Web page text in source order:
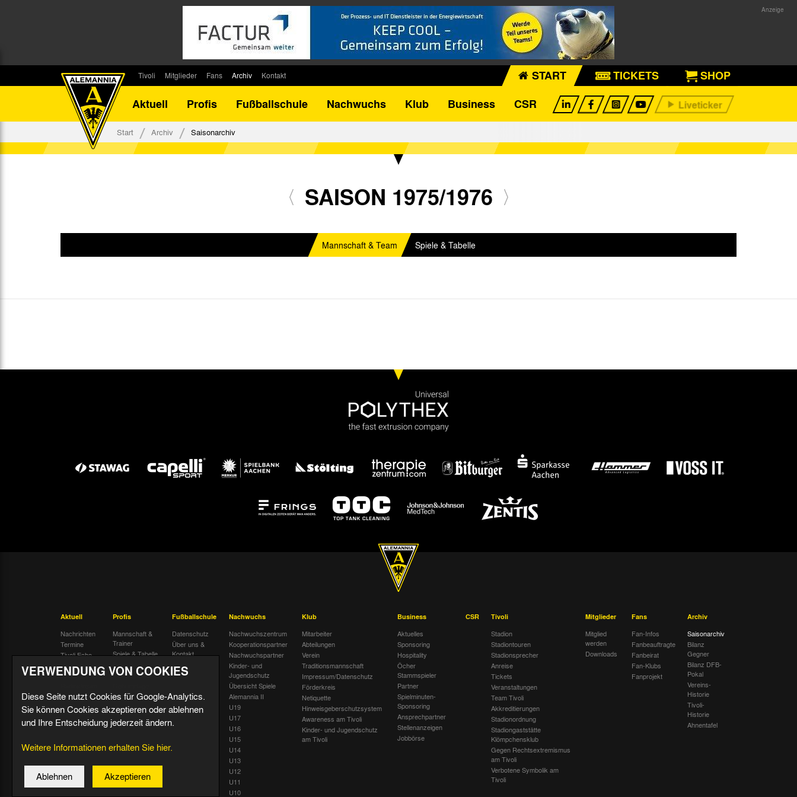
Tivoli
Stadionsprecher
Stadiongaststätte Klömpchensklub
Mitglieder
Kontakt
Fans
Fanbeirat
Fan-Klubs
Archiv
Bilanz DFB-Pokal
Kontakt START TICKETS
SHOP
Aktuell
Profis Fußballschule Nachwuchs Klub Business CSR
Start Archiv Saisonarchiv
SAISON 1975/1976
Mannschaft & Team Spiele & Tabelle
Aktuell
Nachrichten
Termine
Tivoli Echo
Dauerkarten-
Deal
Profis
Mannschaft &
Trainer
Spiele & Tabelle
Trainingsplan
Fußballschule
Datenschutz
Über uns &
Kontakt
Nachwuchs
Nachwuchszentrum
Kooperationspartner
Nachwuchspartner
Kinder- und
Jugendschutz
Übersicht Spiele
Alemannia II
U19
U17
U16
U15
U14
U13
U12
U11
U10
Klub
Mitarbeiter
Abteilungen
Verein
Traditionsmannschaft
Impressum/Datenschutz
Förderkreis
Netiquette
Hinweisgeberschutzsystem
Awareness am Tivoli
Kinder- und Jugendschutz
am Tivoli
Business
Aktuelles
Sponsoring
Hospitality
Öcher
Stammspieler
Partner
Spielminuten-
Sponsoring
Ansprechpartner
Stellenanzeigen
Jobbörse
CSR
Tivoli
Stadion
Stadiontouren
Stadionsprecher
Anreise
Tickets
Veranstaltungen
Team Tivoli
Akkreditierungen
Stadionordnung
Stadiongaststätte
Klömpchensklub
Gegen Rechtsextremismus
am Tivoli
Verbotene Symbolik am
Tivoli
Mitglieder
Mitglied
werden
Downloads
Fans
Fan-Infos
Fanbeauftragte
Fanbeirat
Fan-Klubs
Fanprojekt
Archiv
Saisonarchiv
Bilanz
Gegner
Bilanz DFB-
Pokal
Vereins-
Historie
Tivoli-
Historie
Ahnentafel
VERWENDUNG VON COOKIES
Diese Seite nutzt Cookies für Google-Analytics.
Sie können Cookies akzeptieren oder ablehnen
und Ihre Entscheidung jederzeit ändern.
Weitere Informationen erhalten Sie hier.
Ablehnen Akzeptieren